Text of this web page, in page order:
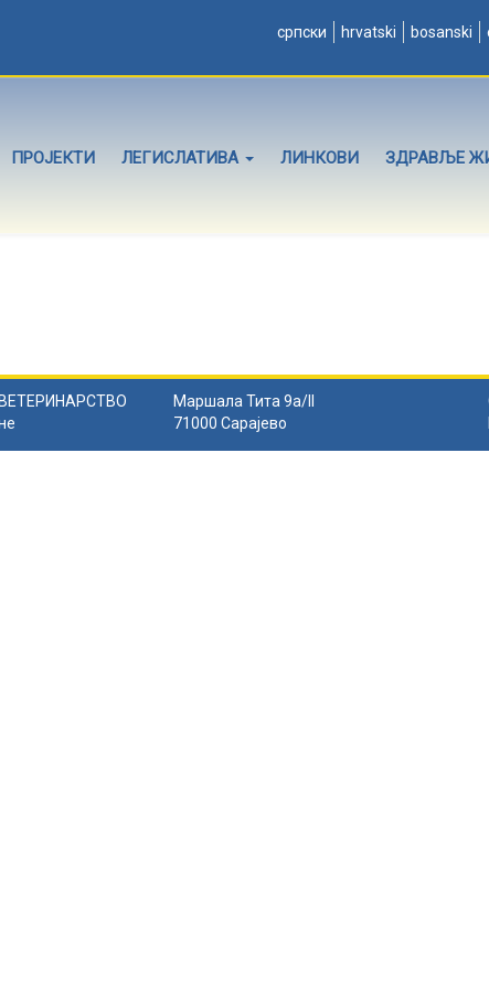
српски hrvatski bosanski
ПРОЈЕКТИ ЛЕГИСЛАТИВА ЛИНКОВИ ЗДРАВЉЕ
Маршала Тита 9а/II
71000 Сарајево